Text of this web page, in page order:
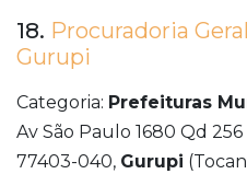
18. Procuradoria
Gurupi
Categoria: Prefeituras
Av São Paulo 1680 Qd 256
77403-040, Gurupi